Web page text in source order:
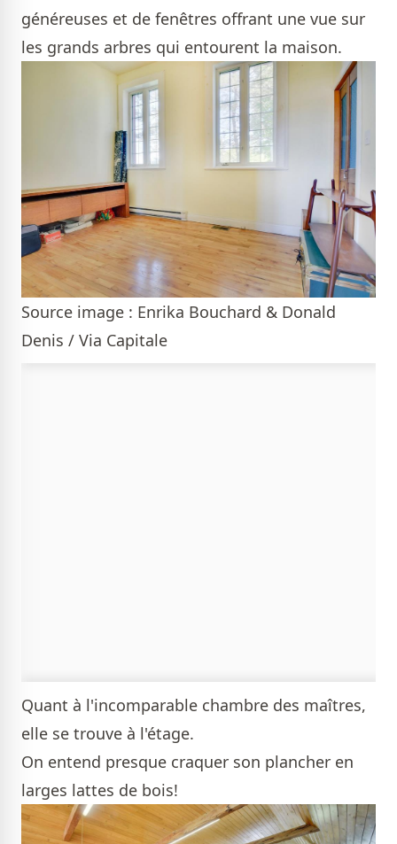
généreuses et de fenêtres offrant une vue sur
les grands arbres qui entourent la maison.
Source image : Enrika Bouchard & Donald
Denis / Via Capitale
Quant à l'incomparable chambre des maîtres,
elle se trouve à l'étage.
On entend presque craquer son plancher en
larges lattes de bois!